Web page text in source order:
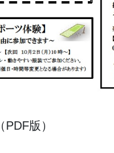
（PDF版）